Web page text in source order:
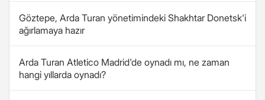
Göztepe, Arda Turan yönetimindeki Shakhtar Donetsk'i
ağırlamaya hazır
Arda Turan Atletico Madrid'de oynadı mı, ne zaman
hangi yıllarda oynadı?